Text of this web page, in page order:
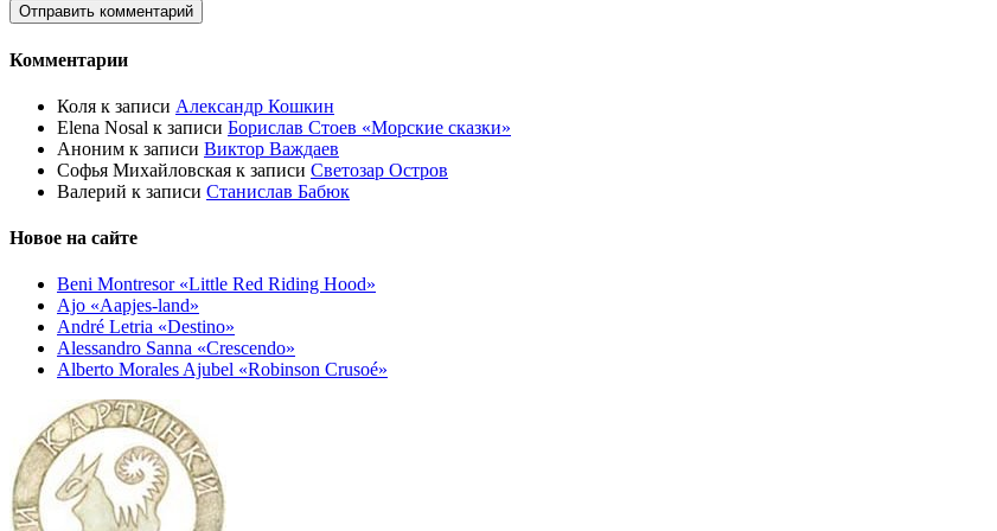
Комментарии
Коля к записи Александр Кошкин
Elena Nosal к записи Борислав Стоев «Морские сказки»
Аноним к записи Виктор Важдаев
Софья Михайловская к записи Светозар Остров
Валерий к записи Станислав Бабюк
Новое на сайте
Beni Montresor «Little Red Riding Hood»
Ajo «Aapjes-land»
André Letria «Destino»
Alessandro Sanna «Crescendo»
Alberto Morales Ajubel «Robinson Crusoé»